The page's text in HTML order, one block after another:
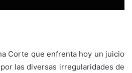
Corte que enfrenta hoy un juicio
las diversas irregularidades de